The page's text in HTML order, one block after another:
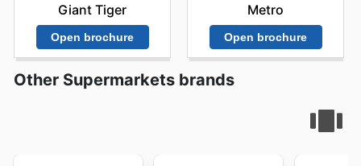
Giant Tiger
Open brochure
Metro
Open brochure
Other Supermarkets brands